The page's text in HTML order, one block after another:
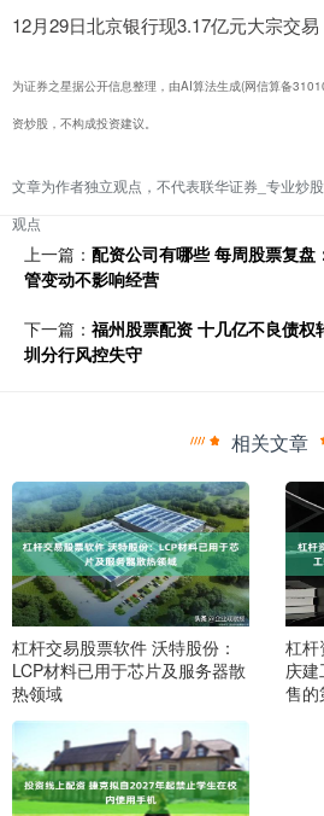
12月29日北京银行现3.17亿元大宗交易
为证券之星据公开信息整理，由AI算法生成(网信算备
资炒股，不构成投资建议。
文章为作者独立观点，不代表联华证券_专业炒
观点
上一篇： 配资公司有哪些 每周股票复
管变动不影响经营
下一篇： 福州股票配资 十几亿不良债权
圳分行风控失守
相关文章
杠杆交易股票软件 沃特股份：
LCP材料已用于芯片及服务器散
热领域
杠杆
庆建
售的